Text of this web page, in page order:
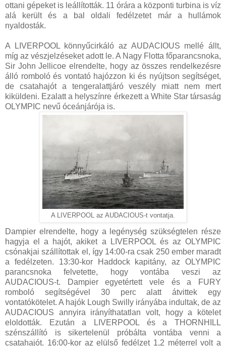
ottani gépeket is leállították. 11 órára a központi turbina is víz
alá került és a bal oldali fedélzetet már a hullámok
nyaldosták.
A LIVERPOOL könnyűcirkáló az AUDACIOUS mellé állt,
míg az vészjelzéseket adott le. A Nagy Flotta főparancsnoka,
Sir John Jellicoe elrendelte, hogy az összes rendelkezésre
álló romboló és vontató hajózzon ki és nyújtson segítséget,
de csatahajót a tengeralattjáró veszély miatt nem mert
kiküldeni. Ezalatt a helyszínre érkezett a White Star társaság
OLYMPIC nevű óceánjárója is.
A LIVERPOOL az AUDACIOUS-t vontatja.
Dampier elrendelte, hogy a legénység szükségtelen része
hagyja el a hajót, akiket a LIVERPOOL és az OLYMPIC
csónakjai szállítottak el, így 14:00-ra csak 250 ember maradt
a fedélzeten. 13:30-kor Haddock kapitány, az OLYMPIC
parancsnoka felvetette, hogy vontába veszi az
AUDACIOUS-t. Dampier egyetértett vele és a FURY
romboló segítségével 30 perc alatt átvittek egy
vontatókötelet. A hajók Lough Swilly irányába indultak, de az
AUDACIOUS annyira irányíthatatlan volt, hogy a kötelet
eloldották. Ezután a LIVERPOOL és a THORNHILL
szénszállító is sikertelenül próbálta vontába venni a
csatahajót. 16:00-kor az elülső fedélzet 1,2 méterrel volt a